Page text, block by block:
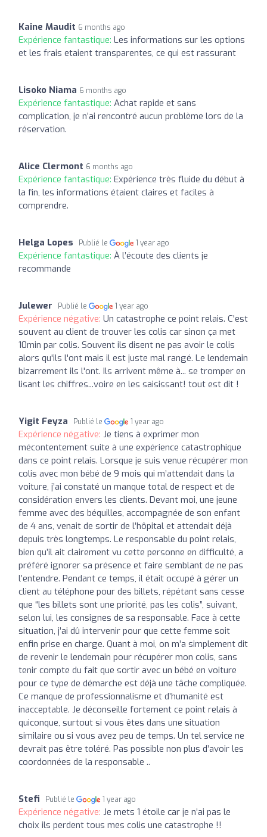
Kaine Maudit 6 months ago
Expérience fantastique: Les informations sur les options
et les frais etaient transparentes, ce qui est rassurant
Lisoko Niama 6 months ago
Expérience fantastique: Achat rapide et sans
complication, je n’ai rencontré aucun problème lors de la
réservation.
Alice Clermont 6 months ago
Expérience fantastique: Expérience très fluide du début à
la fin, les informations étaient claires et faciles à
comprendre.
Helga Lopes Publié le 1 year ago
Expérience fantastique: À l’écoute des clients je
recommande
Julewer Publié le 1 year ago
Expérience négative: Un catastrophe ce point relais. C'est
souvent au client de trouver les colis car sinon ça met
10min par colis. Souvent ils disent ne pas avoir le colis
alors qu'ils l'ont mais il est juste mal rangé. Le lendemain
bizarrement ils l'ont. Ils arrivent même à... se tromper en
lisant les chiffres...voire en les saisissant! tout est dit !
Yigit Feyza Publié le 1 year ago
Expérience négative: Je tiens à exprimer mon
mécontentement suite à une expérience catastrophique
dans ce point relais. Lorsque je suis venue récupérer mon
colis avec mon bébé de 9 mois qui m’attendait dans la
voiture, j’ai constaté un manque total de respect et de
considération envers les clients. Devant moi, une jeune
femme avec des béquilles, accompagnée de son enfant
de 4 ans, venait de sortir de l’hôpital et attendait déjà
depuis très longtemps. Le responsable du point relais,
bien qu’il ait clairement vu cette personne en difficulté, a
préféré ignorer sa présence et faire semblant de ne pas
l’entendre. Pendant ce temps, il était occupé à gérer un
client au téléphone pour des billets, répétant sans cesse
que “les billets sont une priorité, pas les colis”, suivant,
selon lui, les consignes de sa responsable. Face à cette
situation, j’ai dû intervenir pour que cette femme soit
enfin prise en charge. Quant à moi, on m’a simplement dit
de revenir le lendemain pour récupérer mon colis, sans
tenir compte du fait que sortir avec un bébé en voiture
pour ce type de démarche est déjà une tâche compliquée.
Ce manque de professionnalisme et d’humanité est
inacceptable. Je déconseille fortement ce point relais à
quiconque, surtout si vous êtes dans une situation
similaire ou si vous avez peu de temps. Un tel service ne
devrait pas être toléré. Pas possible non plus d’avoir les
coordonnées de la responsable ..
Stefi Publié le 1 year ago
Expérience négative: Je mets 1 étoile car je n’ai pas le
choix ils perdent tous mes colis une catastrophe !!